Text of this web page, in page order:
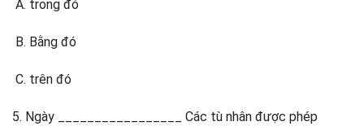
trong đó
Bằng đó
trên đó
5. Ngày _________________ Các tù nhân được phép